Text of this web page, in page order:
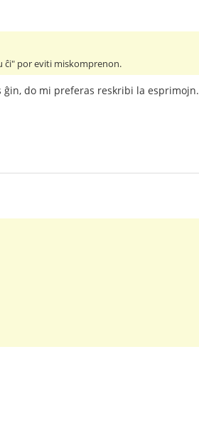
ĉi" por eviti miskomprenon.
do mi preferas reskribi la esprimojn.